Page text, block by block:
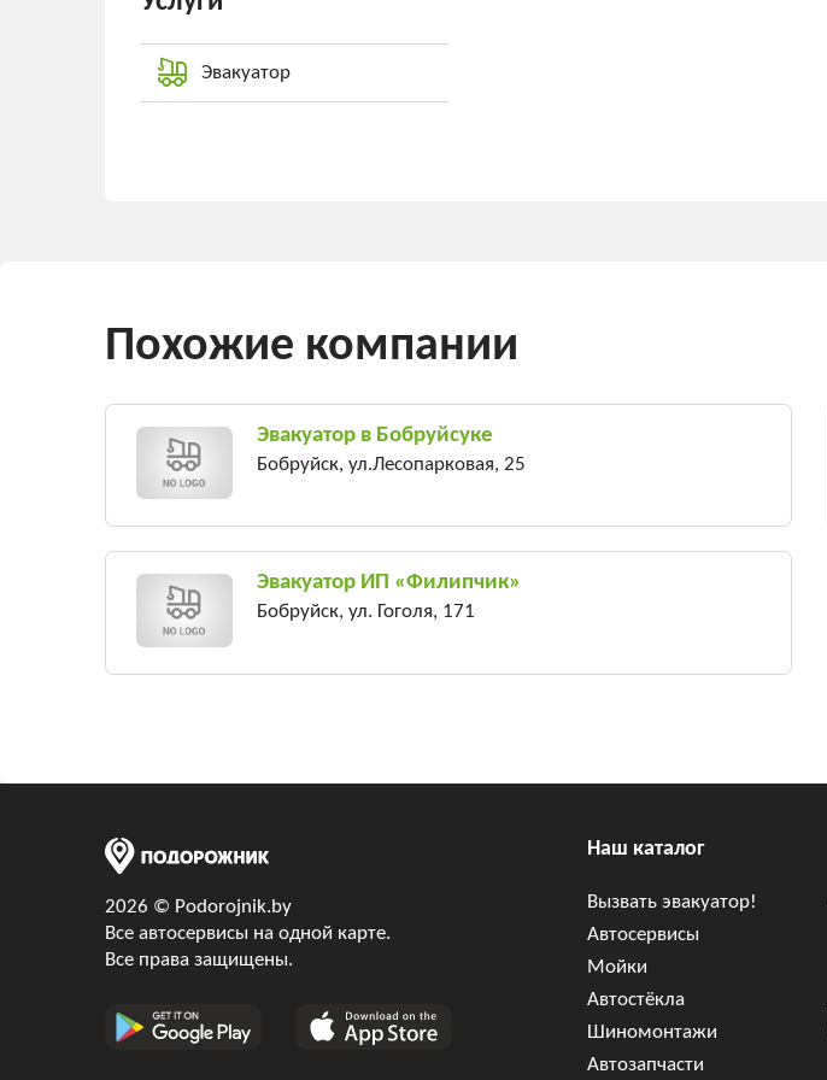
Эвакуатор
Похожие компании
Эвакуатор в Бобруйсуке
Бобруйск, ул.Лесопарковая, 25
Эвакуатор ИП «Филипчик»
Бобруйск, ул. Гоголя, 171
2026 © Podorojnik.by
Все автосервисы на одной карте.
Все права защищены.
Наш каталог
Вызвать эвакуатор!
Автосервисы
Мойки
Автостёкла
Шиномонтажи
Автозапчасти